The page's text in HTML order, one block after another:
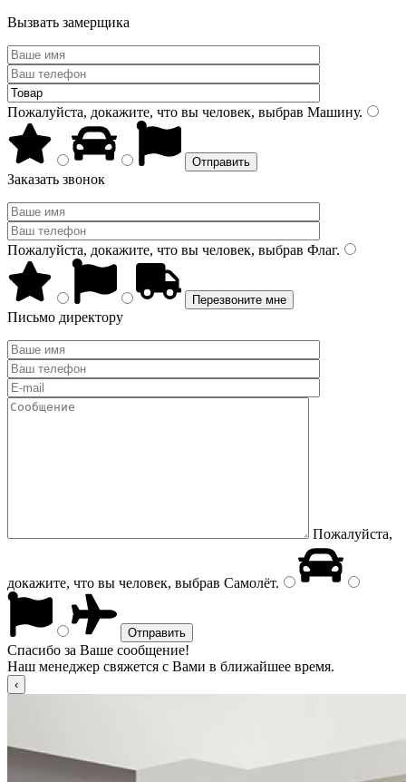
Вызвать замерщика
Пожалуйста, докажите, что вы человек, выбрав Машину.
Заказать звонок
Пожалуйста, докажите, что вы человек, выбрав Флаг.
Письмо директору
Пожалуйста,
докажите, что вы человек, выбрав Самолёт.
Спасибо за Ваше сообщение!
Наш менеджер свяжется с Вами в ближайшее время.